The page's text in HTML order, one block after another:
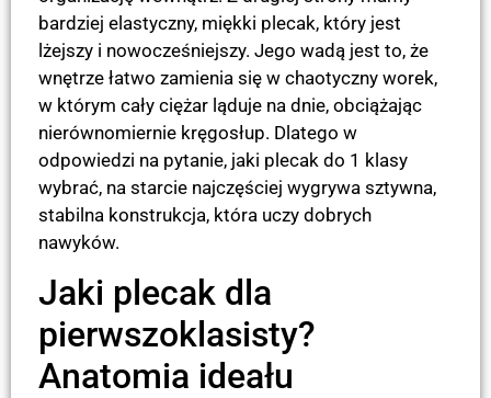
bardziej elastyczny, miękki plecak, który jest
lżejszy i nowocześniejszy. Jego wadą jest to, że
wnętrze łatwo zamienia się w chaotyczny worek,
w którym cały ciężar ląduje na dnie, obciążając
nierównomiernie kręgosłup. Dlatego w
odpowiedzi na pytanie, jaki plecak do 1 klasy
wybrać, na starcie najczęściej wygrywa sztywna,
stabilna konstrukcja, która uczy dobrych
nawyków.
Jaki plecak dla
pierwszoklasisty?
Anatomia ideału